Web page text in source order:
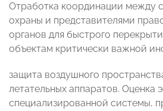
Отработка координации между
охраны и представителями
органов для быстрого
объектам критически важной
защита воздушного
летательных аппаратов. Оценка
специализированной системы,